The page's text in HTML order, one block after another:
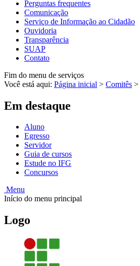
Perguntas frequentes
Comunicação
Serviço de Informação ao Cidadão
Ouvidoria
Transparência
SUAP
Contato
Fim do menu de serviços
Você está aqui: Página inicial > Comitês >
Em destaque
Aluno
Egresso
Servidor
Guia de cursos
Estude no IFG
Concursos
Menu
Início do menu principal
Logo